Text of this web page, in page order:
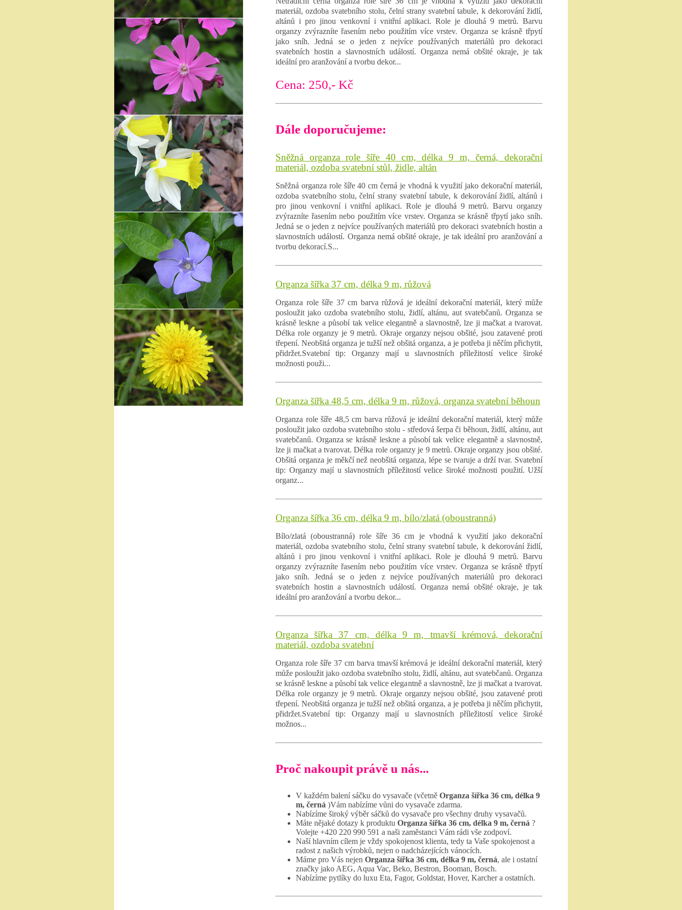
materiál, ozdoba svatebního stolu, čelní strany svatební tabule, k dekorování židlí,
altánů i pro jinou venkovní i vnitřní aplikaci. Role je dlouhá 9 metrů. Barvu
organzy zvýrazníte řasením nebo použitím více vrstev. Organza se krásně třpytí
jako sníh. Jedná se o jeden z nejvíce používaných materiálů pro dekoraci
svatebních hostin a slavnostních událostí. Organza nemá obšité okraje, je tak
ideální pro aranžování a tvorbu dekor...
Cena: 250,- Kč
Dále doporučujeme:
Sněžná organza role šíře 40 cm, délka 9 m, černá, dekorační
materiál, ozdoba svatební stůl, židle, altán
Sněžná organza role šíře 40 cm černá je vhodná k využití jako dekorační materiál,
ozdoba svatebního stolu, čelní strany svatební tabule, k dekorování židlí, altánů i
pro jinou venkovní i vnitřní aplikaci. Role je dlouhá 9 metrů. Barvu organzy
zvýrazníte řasením nebo použitím více vrstev. Organza se krásně třpytí jako sníh.
Jedná se o jeden z nejvíce používaných materiálů pro dekoraci svatebních hostin a
slavnostních událostí. Organza nemá obšité okraje, je tak ideální pro aranžování a
tvorbu dekorací.S...
Organza šířka 37 cm, délka 9 m, růžová
Organza role šíře 37 cm barva růžová je ideální dekorační materiál, který může
posloužit jako ozdoba svatebního stolu, židlí, altánu, aut svatebčanů. Organza se
krásně leskne a působí tak velice elegantně a slavnostně, lze ji mačkat a tvarovat.
Délka role organzy je 9 metrů. Okraje organzy nejsou obšité, jsou zatavené proti
třepení. Neobšitá organza je tužší než obšitá organza, a je potřeba ji něčím přichytit,
přidržet.Svatební tip: Organzy mají u slavnostních příležitostí velice široké
možnosti použi...
Organza šířka 48,5 cm, délka 9 m, růžová, organza svatební běhoun
Organza role šíře 48,5 cm barva růžová je ideální dekorační materiál, který může
posloužit jako ozdoba svatebního stolu - středová šerpa či běhoun, židlí, altánu, aut
svatebčanů. Organza se krásně leskne a působí tak velice elegantně a slavnostně,
lze ji mačkat a tvarovat. Délka role organzy je 9 metrů. Okraje organzy jsou obšité.
Obšitá organza je měkčí než neobšitá organza, lépe se tvaruje a drží tvar. Svatební
tip: Organzy mají u slavnostních příležitostí velice široké možnosti použití. Užší
organz...
Organza šířka 36 cm, délka 9 m, bílo/zlatá (oboustranná)
Bílo/zlatá (oboustranná) role šíře 36 cm je vhodná k využití jako dekorační
materiál, ozdoba svatebního stolu, čelní strany svatební tabule, k dekorování židlí,
altánů i pro jinou venkovní i vnitřní aplikaci. Role je dlouhá 9 metrů. Barvu
organzy zvýrazníte řasením nebo použitím více vrstev. Organza se krásně třpytí
jako sníh. Jedná se o jeden z nejvíce používaných materiálů pro dekoraci
svatebních hostin a slavnostních událostí. Organza nemá obšité okraje, je tak
ideální pro aranžování a tvorbu dekor...
Organza šířka 37 cm, délka 9 m, tmavší krémová, dekorační
materiál, ozdoba svatební
Organza role šíře 37 cm barva tmavší krémová je ideální dekorační materiál, který
může posloužit jako ozdoba svatebního stolu, židlí, altánu, aut svatebčanů. Organza
se krásně leskne a působí tak velice elegantně a slavnostně, lze ji mačkat a tvarovat.
Délka role organzy je 9 metrů. Okraje organzy nejsou obšité, jsou zatavené proti
třepení. Neobšitá organza je tužší než obšitá organza, a je potřeba ji něčím přichytit,
přidržet.Svatební tip: Organzy mají u slavnostních příležitostí velice široké
možnos...
Proč nakoupit právě u nás...
V každém balení sáčku do vysavače (včetně Organza šířka 36 cm, délka 9
m, černá )Vám nabízíme vůni do vysavače zdarma.
Nabízíme široký výběr sáčků do vysavače pro všechny druhy vysavačů.
Máte nějaké dotazy k produktu Organza šířka 36 cm, délka 9 m, černá ?
Volejte +420 220 990 591 a naši zaměstanci Vám rádi vše zodpoví.
Naší hlavním cílem je vždy spokojenost klienta, tedy ta Vaše spokojenost a
radost z našich výrobků, nejen o nadcházejících vánocích.
Máme pro Vás nejen Organza šířka 36 cm, délka 9 m, černá, ale i ostatní
značky jako AEG, Aqua Vac, Beko, Bestron, Booman, Bosch.
Nabízíme pytlíky do luxu Eta, Fagor, Goldstar, Hover, Karcher a ostatních.